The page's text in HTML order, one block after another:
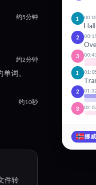
约5分钟
约2分钟
词。
约10秒
件转
1
2
3 00:41
1
2
3
挪